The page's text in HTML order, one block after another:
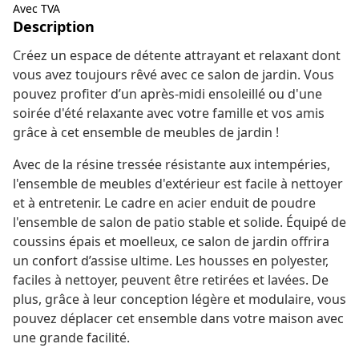
Avec TVA
Description
Créez un espace de détente attrayant et relaxant dont
vous avez toujours rêvé avec ce salon de jardin. Vous
pouvez profiter d’un après-midi ensoleillé ou d'une
soirée d'été relaxante avec votre famille et vos amis
grâce à cet ensemble de meubles de jardin !
Avec de la résine tressée résistante aux intempéries,
l'ensemble de meubles d'extérieur est facile à nettoyer
et à entretenir. Le cadre en acier enduit de poudre
l'ensemble de salon de patio stable et solide. Équipé de
coussins épais et moelleux, ce salon de jardin offrira
un confort d’assise ultime. Les housses en polyester,
faciles à nettoyer, peuvent être retirées et lavées. De
plus, grâce à leur conception légère et modulaire, vous
pouvez déplacer cet ensemble dans votre maison avec
une grande facilité.